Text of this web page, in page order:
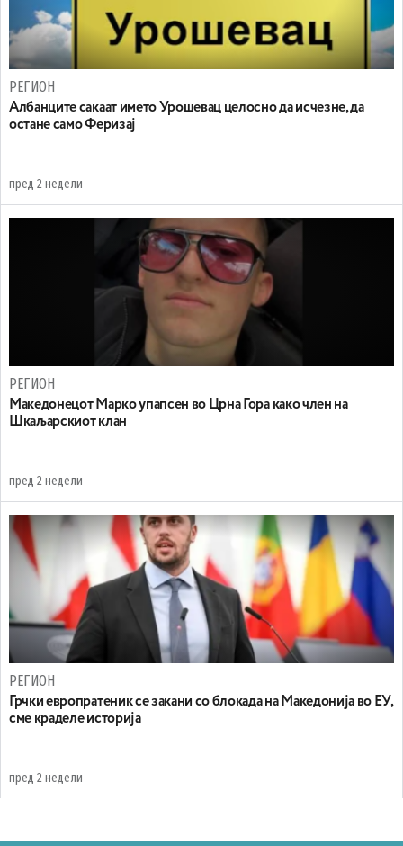
РЕГИОН
Aлбанците сакаат името Урошевац целосно да исчезне, да
остане само Феризај
пред 2 недели
РЕГИОН
Maкедонецот Марко упапсен во Црна Гора како член на
Шкаљарскиот клан
пред 2 недели
РЕГИОН
Грчки европратеник се закани со блокада на Македонија во ЕУ,
сме краделе историја
пред 2 недели